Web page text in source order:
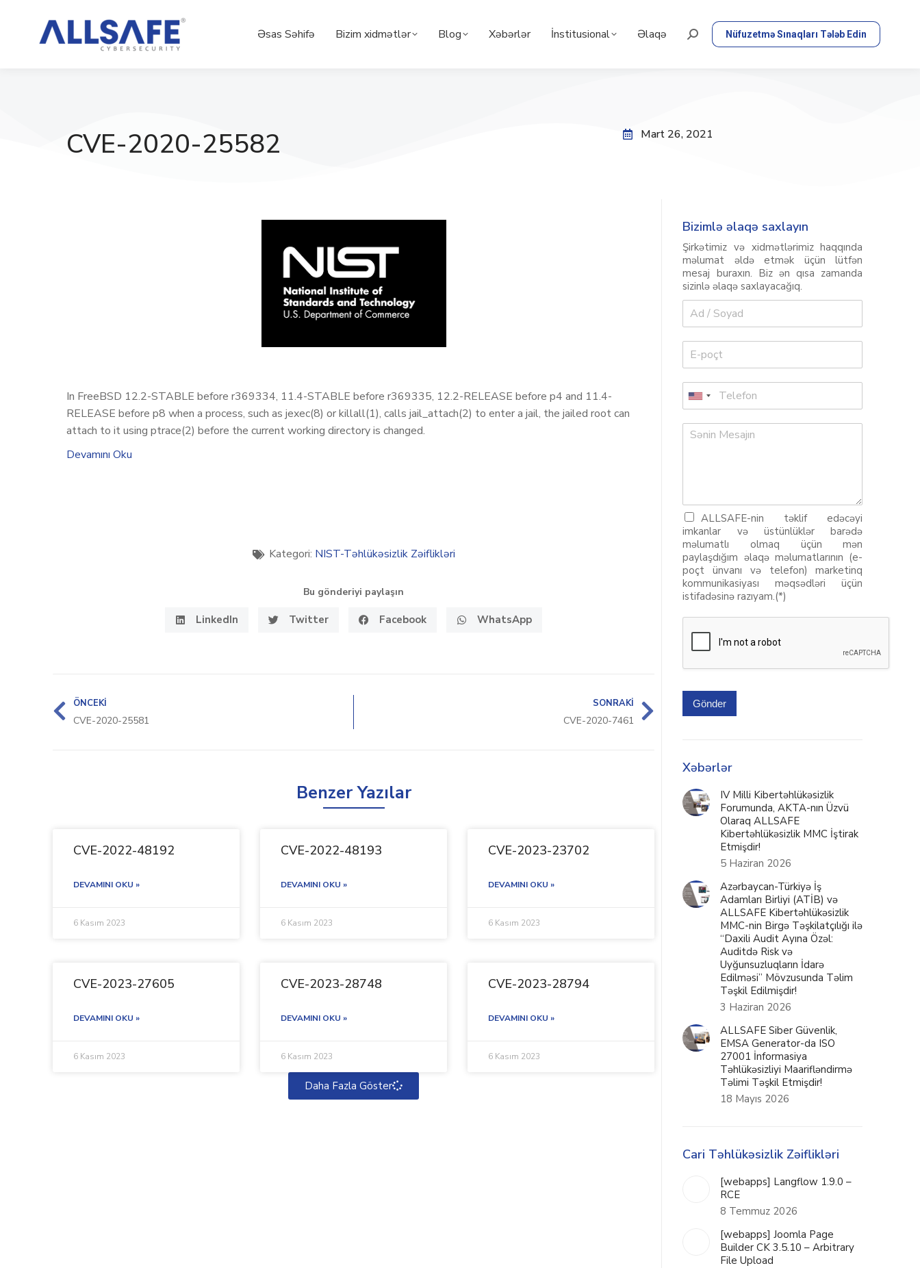
Əsas Səhifə Bizim xidmətlər Blog Xəbərlər İnstitusional Əlaqə Nüfuzetmə Sınaqları Tələb Edin
CVE-2020-25582 Mart 26, 2021
In FreeBSD 12.2-STABLE before r369334, 11.4-STABLE before r369335, 12.2-RELEASE before p4 and 11.4-
RELEASE before p8 when a process, such as jexec(8) or killall(1), calls jail_attach(2) to enter a jail, the jailed root can
attach to it using ptrace(2) before the current working directory is changed.
Devamını Oku
Kategori: NIST-Təhlükəsizlik Zəiflikləri
Bu gönderiyi paylaşın
LinkedIn Twitter Facebook WhatsApp
ÖNCEKI
CVE-2020-25581
SONRAKI
CVE-2020-7461
Benzer Yazılar
CVE-2022-48192
DEVAMINI OKU »
6 Kasım 2023
CVE-2022-48193
DEVAMINI OKU »
6 Kasım 2023
CVE-2023-23702
DEVAMINI OKU »
6 Kasım 2023
CVE-2023-27605
DEVAMINI OKU »
6 Kasım 2023
CVE-2023-28748
DEVAMINI OKU »
6 Kasım 2023
CVE-2023-28794
DEVAMINI OKU »
6 Kasım 2023
Daha Fazla Göster
Bizimlə əlaqə saxlayın
Şirkətimiz və xidmətlərimiz haqqında
məlumat əldə etmək üçün lütfən
mesaj buraxın. Biz ən qısa zamanda
sizinlə əlaqə saxlayacağıq.
ALLSAFE-nin təklif edəcəyi
imkanlar və üstünlüklər barədə
məlumatlı olmaq üçün mən
paylaşdığım əlaqə məlumatlarının (e-
poçt ünvanı və telefon) marketinq
kommunikasiyası məqsədləri üçün
istifadəsinə razıyam.(*)
Gönder
Xəbərlər
IV Milli Kibertəhlükəsizlik
Forumunda, AKTA-nın Üzvü
Olaraq ALLSAFE
Kibertəhlükəsizlik MMC İştirak
Etmişdir!
5 Haziran 2026
Azərbaycan-Türkiyə İş
Adamları Birliyi (ATİB) və
ALLSAFE Kibertəhlükəsizlik
MMC-nin Birgə Təşkilatçılığı ilə
“Daxili Audit Ayına Özəl:
Auditdə Risk və
Uyğunsuzluqların İdarə
Edilməsi” Mövzusunda Təlim
Təşkil Edilmişdir!
3 Haziran 2026
ALLSAFE Siber Güvenlik,
EMSA Generator-da ISO
27001 İnformasiya
Təhlükəsizliyi Maarifləndirmə
Təlimi Təşkil Etmişdir!
18 Mayıs 2026
Cari Təhlükəsizlik Zəiflikləri
[webapps] Langflow 1.9.0 –
RCE
8 Temmuz 2026
[webapps] Joomla Page
Builder CK 3.5.10 – Arbitrary
File Upload